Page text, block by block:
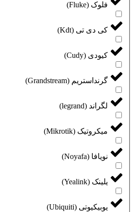
فلوک (Fluke)
کی دی تی (Kdt)
کیودی (Cudy)
گرنداستریم (Grandstream)
لگراند (legrand)
میکروتیک (Mikrotik)
نویافا (Noyafa)
یلینک (Yealink)
یوبیکیوتی (Ubiquiti)